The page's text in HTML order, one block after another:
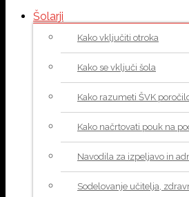
Šolarji
Kako vključiti otroka
Kako se vključi šola
Kako razumeti ŠVK
Kako načrtovati pouk na
Navodila za izpeljavo in
Sodelovanje učitelja,